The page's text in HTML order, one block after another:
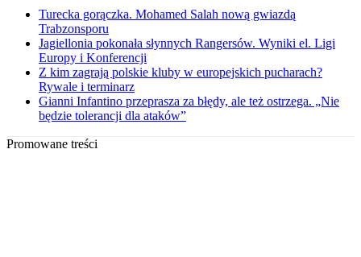
Turecka gorączka. Mohamed Salah nową gwiazdą
Trabzonsporu
Jagiellonia pokonała słynnych Rangersów. Wyniki el. Ligi
Europy i Konferencji
Z kim zagrają polskie kluby w europejskich pucharach?
Rywale i terminarz
Gianni Infantino przeprasza za błędy, ale też ostrzega. „Nie
będzie tolerancji dla ataków”
Promowane treści